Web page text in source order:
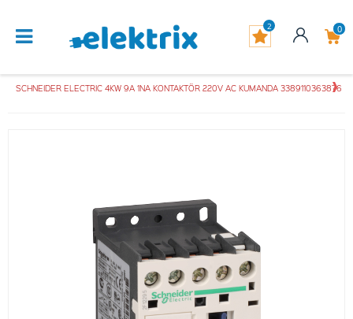
0
2
SCHNEIDER ELECTRIC 4KW 9A 1NA KONTAKTÖR 220V AC KUMANDA 3389110363876